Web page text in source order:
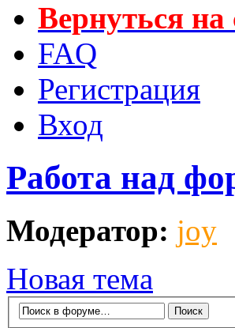
Вернуться на
FAQ
Регистрация
Вход
Работа над
Модератор: joy
Новая тема